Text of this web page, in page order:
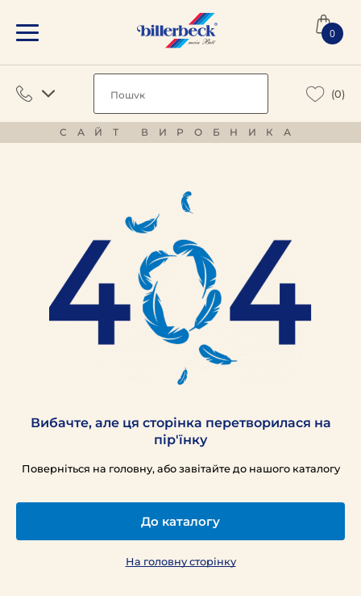
0
(0)
САЙТ ВИРОБНИКА
Вибачте, але ця сторінка перетворилася на
пір'їнку
Поверніться на головну, або завітайте до нашого каталогу
До каталогу
На головну сторінку